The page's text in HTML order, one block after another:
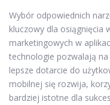
Wybór odpowiednich
kluczowy dla osiągnięcia
marketingowych w
technologie pozwalają
lepsze dotarcie do
mobilnej się rozwija,
bardziej istotne dla